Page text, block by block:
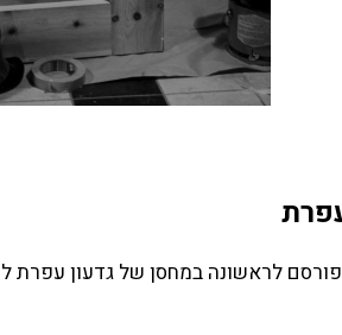
לראשונה במחסן של גדעון עפרת